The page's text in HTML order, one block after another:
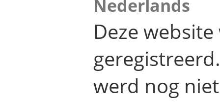
Nederlands
Deze
werd nog